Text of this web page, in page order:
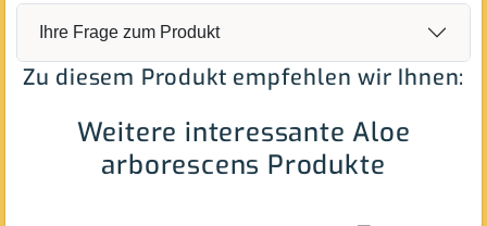
Ihre Frage zum Produkt
Zu diesem Produkt empfehlen wir Ihnen:
Weitere interessante Aloe
arborescens Produkte